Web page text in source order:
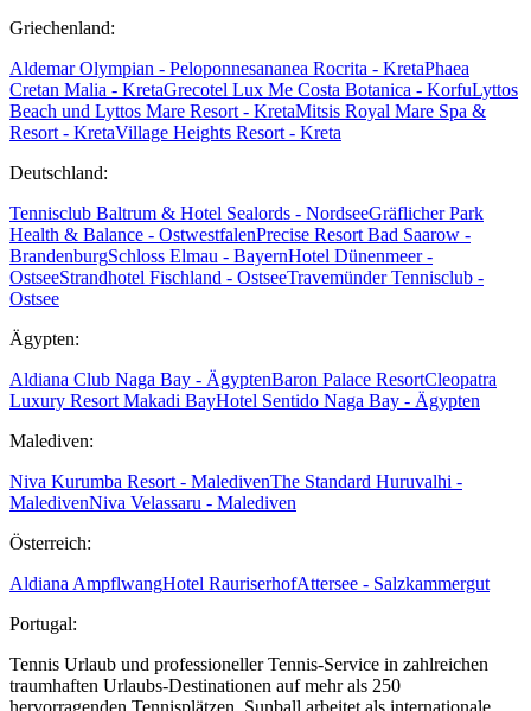
Griechenland:
Aldemar Olympian - Peloponnesananea Rocrita - KretaPhaea
Cretan Malia - KretaGrecotel Lux Me Costa Botanica - KorfuLyttos
Beach und Lyttos Mare Resort - KretaMitsis Royal Mare Spa &
Resort - KretaVillage Heights Resort - Kreta
Deutschland:
Tennisclub Baltrum & Hotel Sealords - NordseeGräflicher Park
Health & Balance - OstwestfalenPrecise Resort Bad Saarow -
BrandenburgSchloss Elmau - BayernHotel Dünenmeer -
OstseeStrandhotel Fischland - OstseeTravemünder Tennisclub -
Ostsee
Ägypten:
Aldiana Club Naga Bay - ÄgyptenBaron Palace ResortCleopatra
Luxury Resort Makadi BayHotel Sentido Naga Bay - Ägypten
Malediven:
Niva Kurumba Resort - MaledivenThe Standard Huruvalhi -
MaledivenNiva Velassaru - Malediven
Österreich:
Aldiana AmpflwangHotel RauriserhofAttersee - Salzkammergut
Portugal:
Tennis Urlaub und professioneller Tennis-Service in zahlreichen
traumhaften Urlaubs-Destinationen auf mehr als 250